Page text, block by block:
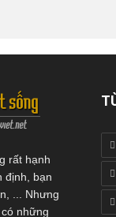
rất hạnh
định, bạn
... Nhưng
những